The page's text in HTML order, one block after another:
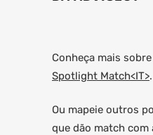
Conheça mais
Spotlight Match<IT>.
Ou mapeie outros
que dão match com